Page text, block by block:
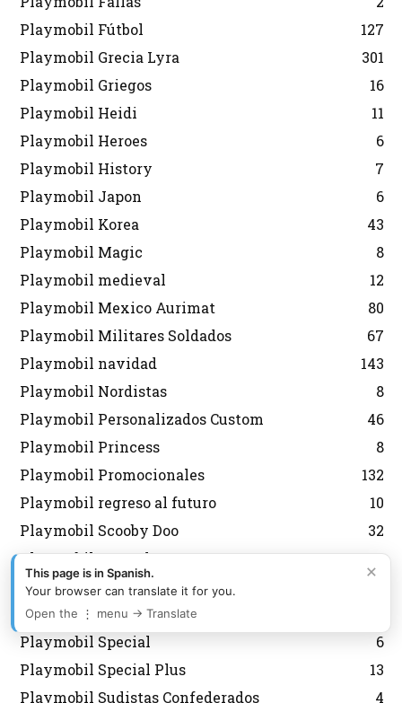
Playmobil Fútbol
127
Playmobil Grecia Lyra
301
Playmobil Griegos
16
Playmobil Heidi
11
Playmobil Heroes
6
Playmobil History
7
Playmobil Japon
6
Playmobil Korea
43
Playmobil Magic
8
Playmobil medieval
12
Playmobil Mexico Aurimat
80
Playmobil Militares Soldados
67
Playmobil navidad
143
Playmobil Nordistas
8
Playmobil Personalizados Custom
46
Playmobil Princess
8
Playmobil Promocionales
132
Playmobil regreso al futuro
10
Playmobil Scooby Doo
32
Playmobil segunda mano
2
Playmobil Semana Santa
Playmobil Sky Trails
Playmobil Special
6
Playmobil Special Plus
13
Playmobil Sudistas Confederados
4
×
This page is in Spanish.
Your browser can translate it for you.
Open the ⋮ menu → Translate